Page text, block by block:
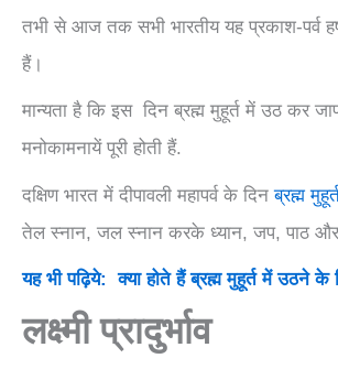
तभी से आज तक सभी भारतीय यह प्रकाश-पर्व
हैं।
मान्यता है कि इस दिन ब्रह्म मुहूर्त में उठ कर
मनोकामनायें पूरी होती हैं.
दक्षिण भारत में दीपावली महापर्व के दिनब्रह्म
तेल स्नान, जल स्नान करके ध्यान, जप, पाठ और
यह भी पढ़िये: क्या होते हैं ब्रह्म मुहूर्त में उठने के
लक्ष्मी प्रादुर्भाव